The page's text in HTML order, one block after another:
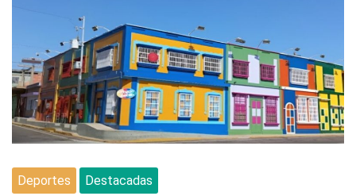
Deportes Destacadas